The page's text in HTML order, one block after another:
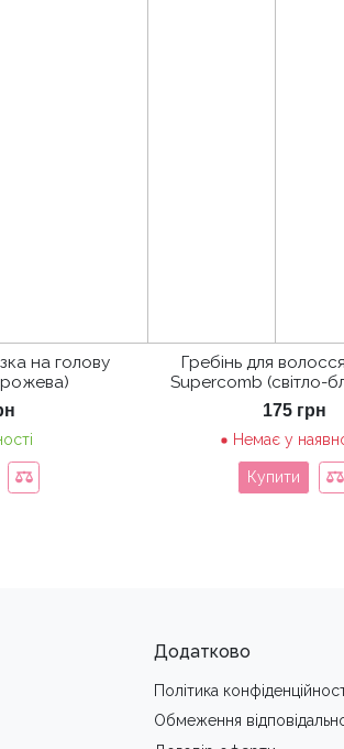
на голову
Гребінь для
Supercomb (світло-
175 грн
Немає у
Купити
Додатково
Політика
Обмеження